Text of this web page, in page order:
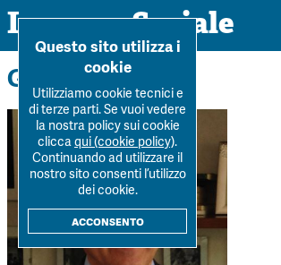
Impresa Sociale
Rivista
Ultimo numero
La Rivista
Submission
Forum
Tutti gli articoli
Dossier
Home Claudio Tamburini
Gli autori
Questo sito utilizza i
cookie
Utilizziamo cookie tecnici e
di terze parti. Se vuoi vedere
la nostra policy sui cookie
cliccaqui (cookie policy).
Continuando ad utilizzare il
nostro sito consenti l’utilizzo
dei cookie.
acconsento